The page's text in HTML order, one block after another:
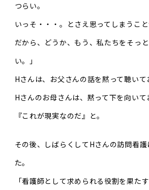
つらい。
いっそ・・・。とさえ思ってしまうこと
だから、どうか、もう、私たちをそっ
い。」
Hさんは、お父さんの話を黙って聴いて
Hさんのお母さんは、黙って下を向いて
『これが現実なのだ』と。
その後、しばらくしてHさんの訪問看
た。
「看護師として求められる役割を果た